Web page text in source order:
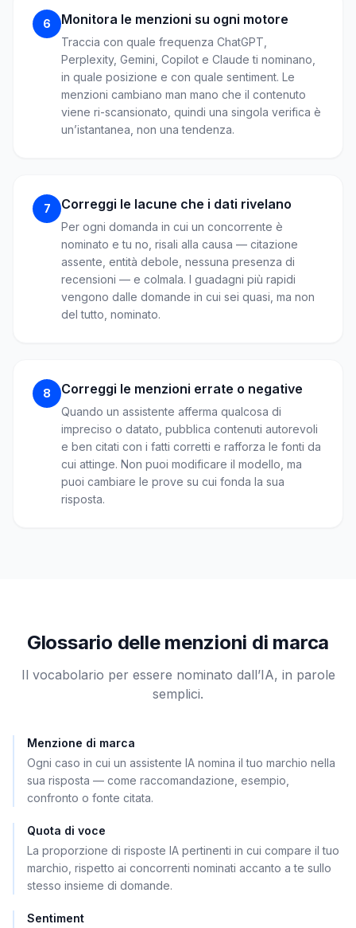
6 Monitora le menzioni su ogni motore
Traccia con quale frequenza ChatGPT,
Perplexity, Gemini, Copilot e Claude ti nominano,
in quale posizione e con quale sentiment. Le
menzioni cambiano man mano che il contenuto
viene ri-scansionato, quindi una singola verifica è
un’istantanea, non una tendenza.
7 Correggi le lacune che i dati rivelano
Per ogni domanda in cui un concorrente è
nominato e tu no, risali alla causa — citazione
assente, entità debole, nessuna presenza di
recensioni — e colmala. I guadagni più rapidi
vengono dalle domande in cui sei quasi, ma non
del tutto, nominato.
8 Correggi le menzioni errate o negative
Quando un assistente afferma qualcosa di
impreciso o datato, pubblica contenuti autorevoli
e ben citati con i fatti corretti e rafforza le fonti da
cui attinge. Non puoi modificare il modello, ma
puoi cambiare le prove su cui fonda la sua
risposta.
Glossario delle menzioni di marca
Il vocabolario per essere nominato dall’IA, in parole
semplici.
Menzione di marca
Ogni caso in cui un assistente IA nomina il tuo marchio nella
sua risposta — come raccomandazione, esempio,
confronto o fonte citata.
Quota di voce
La proporzione di risposte IA pertinenti in cui compare il tuo
marchio, rispetto ai concorrenti nominati accanto a te sullo
stesso insieme di domande.
Sentiment